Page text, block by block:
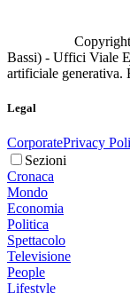
Bassi) - Uffici Viale
artificiale generativa.
Legal
CorporatePrivacy
Sezioni
Cronaca
Mondo
Economia
Politica
Spettacolo
Televisione
People
Lifestyle